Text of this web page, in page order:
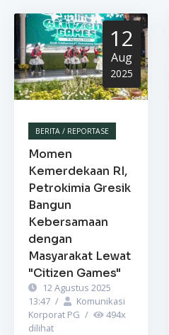
12
Aug
2025
BERITA / REPORTASE
Momen
Kemerdekaan RI,
Petrokimia Gresik
Bangun
Kebersamaan
dengan
Masyarakat Lewat
"Citizen Games"
12 Agustus 2025
13:47 /
Komunikasi
Korporat PG / 494x
dilihat